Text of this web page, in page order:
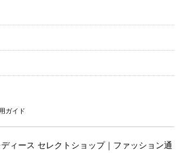
ガイド
ィース セレクトショップ｜ファッション通